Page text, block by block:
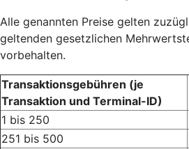
Alle genannten Preise gelten
geltenden gesetzlichen
vorbehalten.
Transaktionsgebühren (je
Transaktion und Terminal-ID)
1 bis 250
251 bis 500